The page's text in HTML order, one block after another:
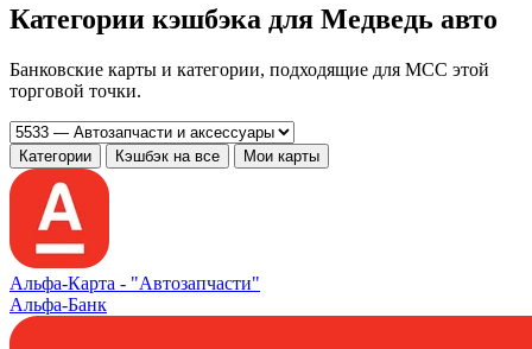
Категории кэшбэка для Медведь авто
Банковские карты и категории, подходящие для MCC этой
торговой точки.
Категории Кэшбэк на все Мои карты
Альфа‑Карта - "Автозапчасти"
Альфа-Банк